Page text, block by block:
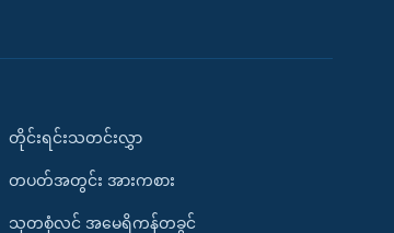
တိုင်းရင်းသတင်းလွှာ
တပတ်အတွင်း အားကစား
သုတစုံလင် အမေရိကန်တခွင်